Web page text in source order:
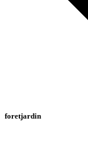
foretjardin